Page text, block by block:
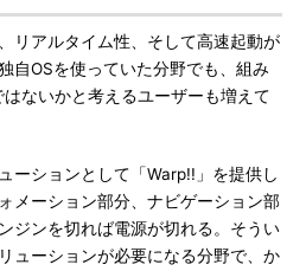
リアルタイム性、そして高速起動が
自OSを使っていた分野でも、組み
ないかと考えるユーザーも増えて
ーションとして「Warp!!」を提供し
メーション部分、ナビゲーション部
ジンを切れば電源が切れる。そうい
ューションが必要になる分野で、か